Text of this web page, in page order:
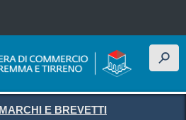
h
MARCHI E BREVETTI